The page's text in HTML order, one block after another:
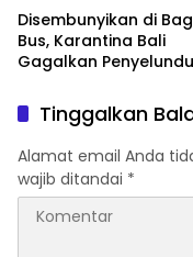
Disembunyikan di
Bus, Karantina Bali
Gagalkan
TengahTinggalkan
Alamat email Anda
wajib ditandai *